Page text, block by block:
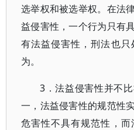
选举权和被选举权。在法
益侵害性，一个行为只有
有法益侵害性，刑法也
为。
3．法益侵害性并不
一，法益侵害性的规范性
危害性不具有规范性，